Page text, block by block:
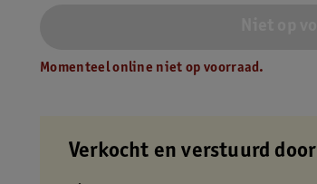
Momenteel online niet op voorraad.
Verkocht en verstuurd door